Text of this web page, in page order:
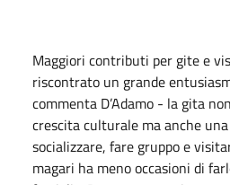
Maggiori contributi per gite e
riscontrato un grande
commenta D’Adamo - la gita
crescita culturale ma anche
socializzare, fare gruppo e
magari ha meno occasioni di